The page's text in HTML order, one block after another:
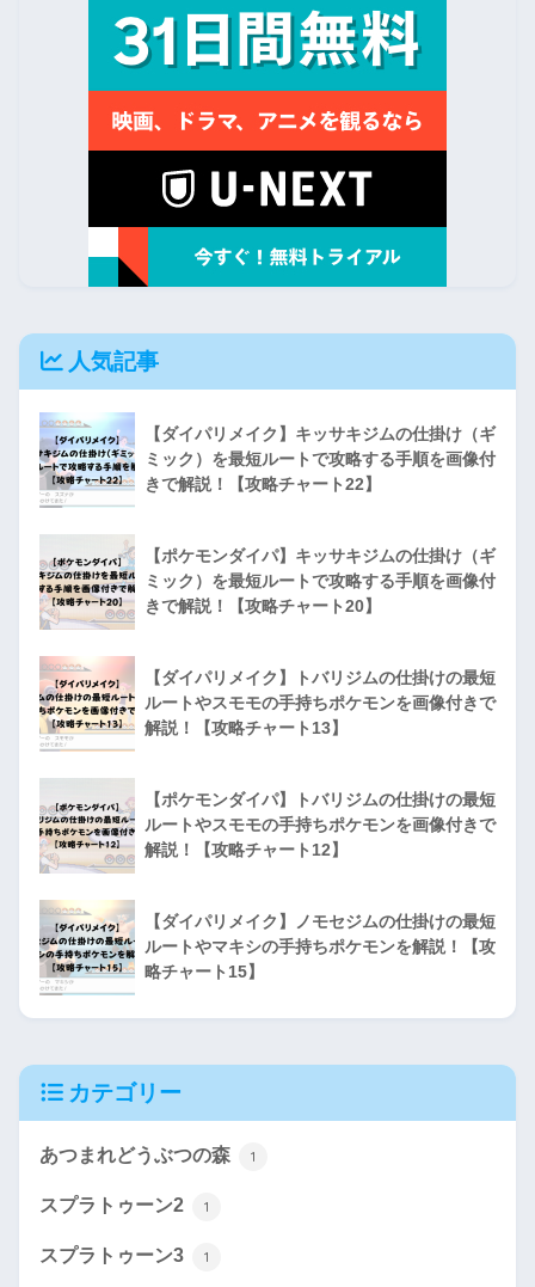
人気記事
【ダイパリメイク】キッサキジムの仕掛け（ギ
ミック）を最短ルートで攻略する手順を画像付
きで解説！【攻略チャート22】
【ポケモンダイパ】キッサキジムの仕掛け（ギ
ミック）を最短ルートで攻略する手順を画像付
きで解説！【攻略チャート20】
【ダイパリメイク】トバリジムの仕掛けの最短
ルートやスモモの手持ちポケモンを画像付きで
解説！【攻略チャート13】
【ポケモンダイパ】トバリジムの仕掛けの最短
ルートやスモモの手持ちポケモンを画像付きで
解説！【攻略チャート12】
【ダイパリメイク】ノモセジムの仕掛けの最短
ルートやマキシの手持ちポケモンを解説！【攻
略チャート15】
カテゴリー
あつまれどうぶつの森 1
スプラトゥーン2 1
スプラトゥーン3 1